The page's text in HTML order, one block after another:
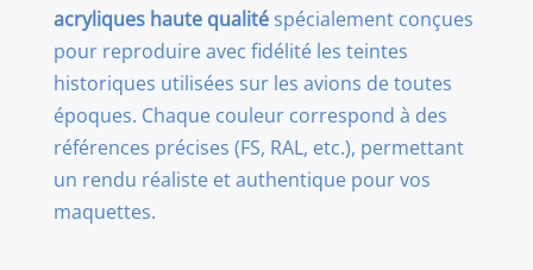
acryliques haute qualitéspécialement conçues
pour reproduire avec fidélité les teintes
historiques utilisées sur les avions de toutes
époques. Chaque couleur correspond à des
références précises (FS, RAL, etc.), permettant
un rendu réaliste et authentique pour vos
maquettes.